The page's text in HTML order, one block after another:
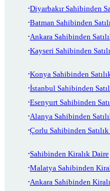
Diyarbakır Sahibinden
Batman Sahibinden
Ankara Sahibinden
Kayseri Sahibinden
Konya Sahibinden
İstanbul Sahibinden
Esenyurt Sahibinden
Alanya Sahibinden
Çorlu Sahibinden
Sahibinden Kiralık Daire
Malatya Sahibinden
Ankara Sahibinden